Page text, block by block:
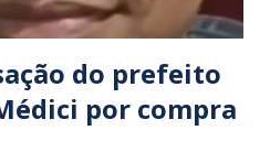
do prefeito
por compra